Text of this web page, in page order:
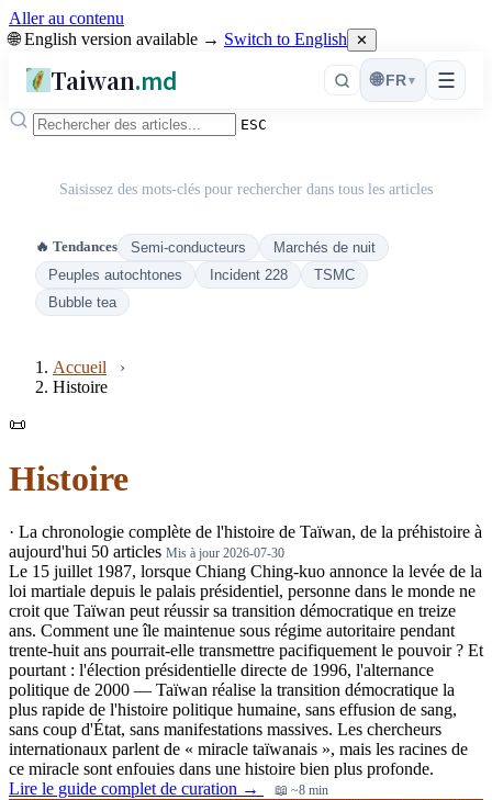
Aller au contenu
🌐 English version available → Switch to English ✕
Taiwan.md ☰
🌐 FR ▾
ESC
Saisissez des mots-clés pour rechercher dans tous les articles
🔥 Tendances Semi-conducteurs
Marchés de nuit
Peuples autochtones
Incident 228
TSMC
Bubble tea
Accueil
Histoire
📜
Histoire
· La chronologie complète de l'histoire de Taïwan, de la préhistoire à
aujourd'hui 50 articles Mis à jour 2026-07-30
Le 15 juillet 1987, lorsque Chiang Ching-kuo annonce la levée de la
loi martiale depuis le palais présidentiel, personne dans le monde ne
croit que Taïwan peut réussir sa transition démocratique en treize
ans. Comment une île maintenue sous régime autoritaire pendant
trente-huit ans pourrait-elle transmettre pacifiquement le pouvoir ? Et
pourtant : l'élection présidentielle directe de 1996, l'alternance
politique de 2000 — Taïwan réalise la transition démocratique la
plus rapide de l'histoire politique humaine, sans effusion de sang,
sans coup d'État, sans manifestations massives. Les chercheurs
internationaux parlent de « miracle taïwanais », mais les racines de
ce miracle sont enfouies dans une histoire bien plus profonde.
Lire le guide complet de curation →
📖 ~8 min